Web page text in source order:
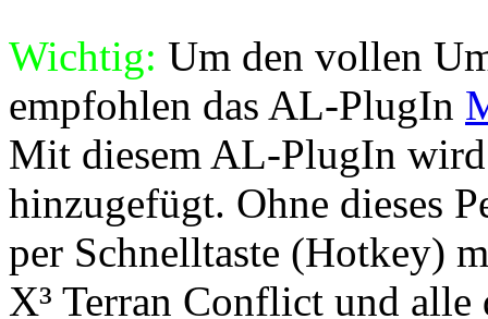
Wichtig: Um den vollen
empfohlen das AL-PlugIn
Mit diesem AL-PlugIn
hinzugefügt. Ohne dieses
per Schnelltaste (Hotkey)
X³ Terran Conflict und